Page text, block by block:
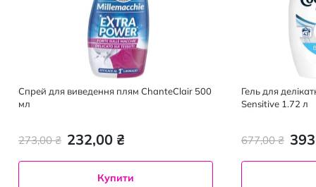
Спрей для виведення плям ChanteClair 500
мл
232,00 ₴
273,00 ₴
Купити
Гель для
Sensitive 1.72 л
677,00 ₴